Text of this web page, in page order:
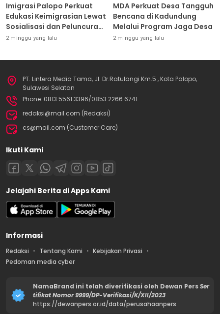
Imigrasi Palopo Perkuat
Edukasi Keimigrasian Lewat
Sosialisasi dan Peluncuran
Inovasi Chatbot “IT CHIKA”
2 minggu yang lalu
MDA Perkuat Desa Tangguh
Bencana di Kadundung
Melalui Program Jaga Desa
2 minggu yang lalu
PT. Lintera Media Tama, Jl. Dr.Ratulangi Km.5 , Kota Palopo,
Sulawesi Selatan
Phone: 0813 5561 3396/0853 2266 6741
redaksi@mail.com (Redaksi)
cs@mail.com (Customer Care)
Ikuti Kami
Jelajahi Berita di Apps Kami
Informasi
Redaksi Tentang Kami
Kebijakan Privasi
Pedoman media cyber
NamaBrand ini telah diverifikasi oleh Dewan PersSer
tifikat Nomor 9999/DP-Verifikasi/K/XII/2023
https://dewanpers.or.id/data/perusahaanpers